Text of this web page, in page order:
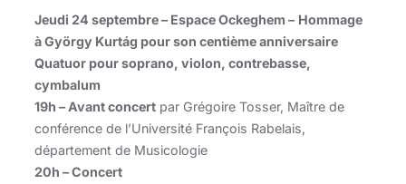
Jeudi 24 septembre – Espace Ockeghem – Hommage
à György Kurtág pour son centième anniversaire
Quatuor pour soprano, violon, contrebasse,
cymbalum
19h – Avant concert par Grégoire Tosser, Maître de
conférence de l’Université François Rabelais,
département de Musicologie
20h – Concert